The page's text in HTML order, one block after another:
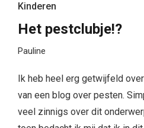
Kinderen
Het pestclubje!?
Pauline
Ik heb heel erg getwijfeld
van een blog over pesten.
veel zinnigs over dit